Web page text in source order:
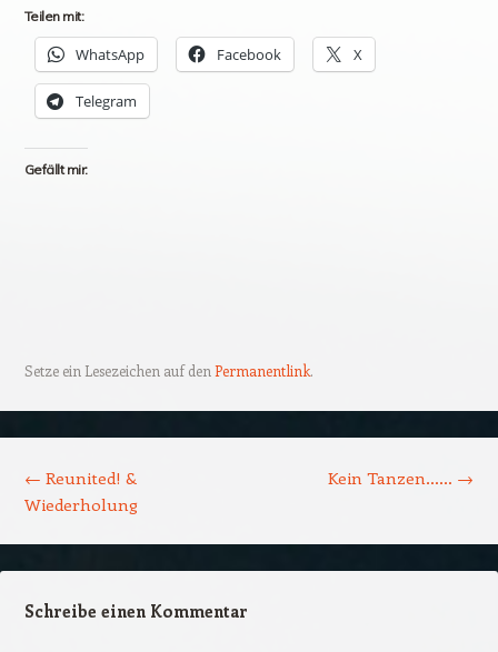
Teilen mit:
WhatsApp Facebook X
Telegram
Gefällt mir:
Setze ein Lesezeichen auf den Permanentlink.
← Reunited! &
Wiederholung
Kein Tanzen…… →
Schreibe einen Kommentar